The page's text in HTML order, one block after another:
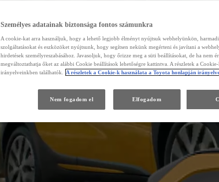
Személyes adatainak biztonsága fontos számunkra
A cookie-kat arra használjuk, hogy a lehető legjobb élményt nyújtsuk webhelyünkön,
szolgáltatásokat és eszközöket nyújtsunk, hogy segítsen nekünk megérteni és javítani a
hirdetések személyreszabásához. Javasoljuk, hogy őrizze meg a süti beállításokat, de ha nem
megváltoztathatja őket az alábbi Cookie beállítások lehetőségre kattintva. A részletek a
irányelveinkben találhatók.
A részletek a Cookie-k használata a Toyota honlapján
Nem fogadom el Elfogadom